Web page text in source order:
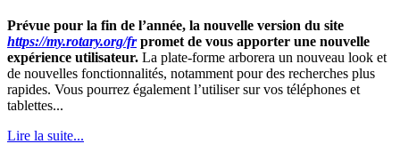
Prévue pour la fin de l’année, la nouvelle version du site
https://my.rotary.org/frpromet de vous apporter une nouvelle
expérience utilisateur. La plate-forme arborera un nouveau look et
de nouvelles fonctionnalités, notamment pour des recherches plus
rapides. Vous pourrez également l’utiliser sur vos téléphones et
tablettes...
Lire la suite...